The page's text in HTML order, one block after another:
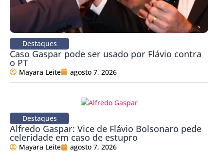
Destaques
Caso Gaspar pode ser usado por Flávio contra
o PT
Mayara Leite agosto 7, 2026
Destaques
Alfredo Gaspar: Vice de Flávio Bolsonaro pede
celeridade em caso de estupro
Mayara Leite agosto 7, 2026